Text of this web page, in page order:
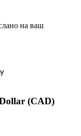
на ваш
(CAD)